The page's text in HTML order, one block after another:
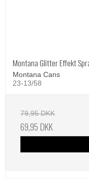
Montana Glitter Effekt
Montana Cans
23-13/58
79,95 DKK
69,95 DKK